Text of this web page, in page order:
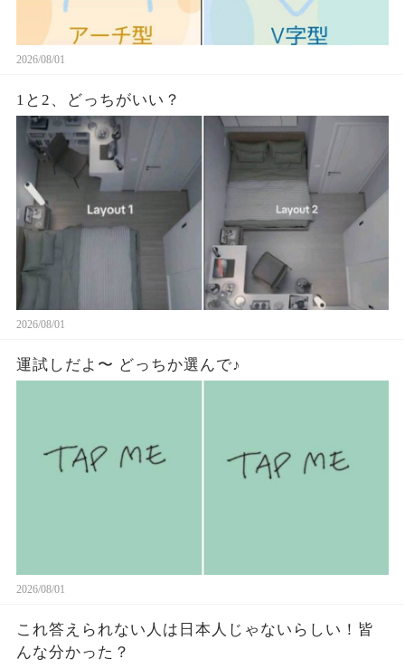
2026/08/01
1と2、どっちがいい？
2026/08/01
運試しだよ〜 どっちか選んで♪
2026/08/01
これ答えられない人は日本人じゃないらしい￼！皆
んな分かった？